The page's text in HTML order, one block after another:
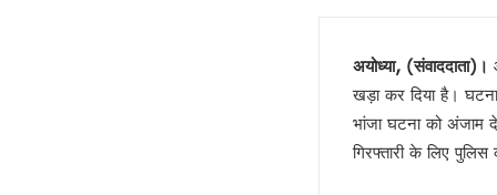
योगी के पप्पू, अप्पू और टप्पू !
गोरखपुर पुस्तक महोत्सव : ‘पंडान
अज़हर उगलेगा डान की सच्चाई !
अयोध्या, (संवाददाता)।
खड़ा कर दिया है।
भांजा घटना को अंजाम दे
गिरफ्तारी के लिए